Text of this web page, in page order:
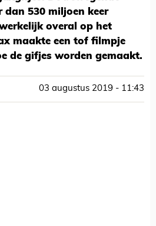
dan 530 miljoen keer
overal op het
maakte een tof filmpje
de gifjes worden gemaakt.
03 augustus 2019 - 11:43